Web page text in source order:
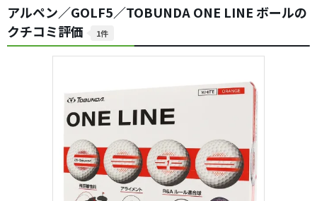
アルペン／GOLF5／TOBUNDA ONE LINE ボールの
クチコミ評価
1件